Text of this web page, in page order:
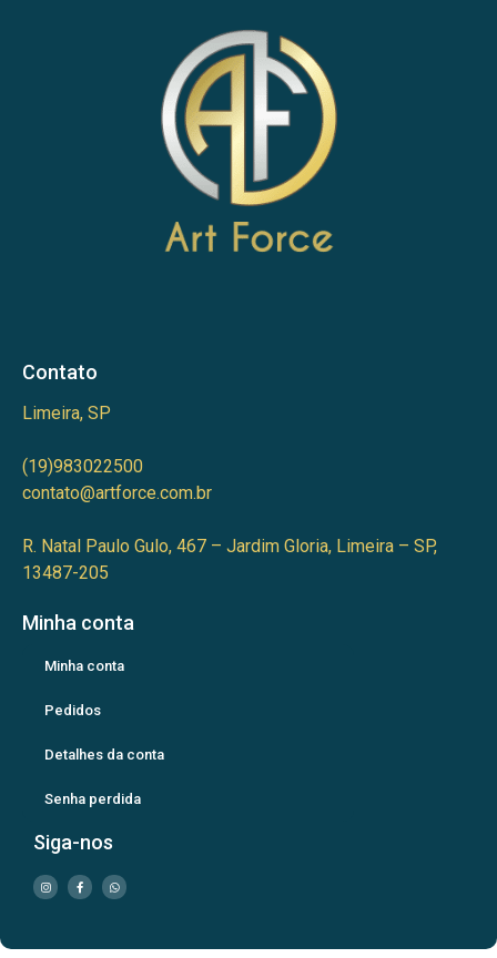
Contato
Limeira, SP
(19)983022500
contato@artforce.com.br
R. Natal Paulo Gulo, 467 – Jardim Gloria, Limeira – SP,
13487-205
Minha conta
Minha conta
Pedidos
Detalhes da conta
Senha perdida
Siga-nos